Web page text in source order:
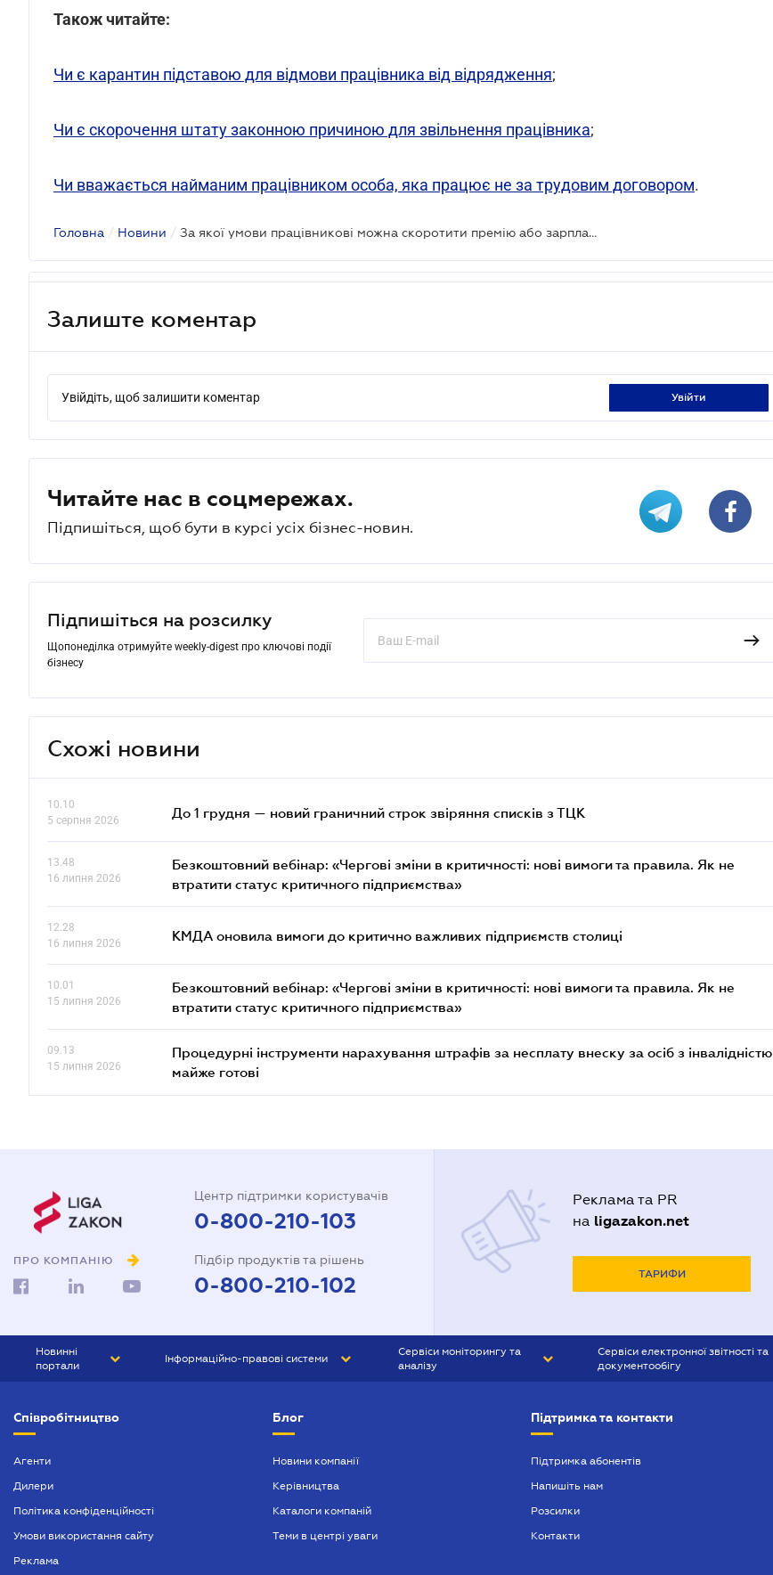
Також читайте:
Чи є карантин підставою для відмови працівника від відрядження;
Чи є скорочення штату законною причиною для звільнення працівника;
Чи вважається найманим працівником особа, яка працює не за трудовим договором.
Головна / Новини / За якої умови працівникові можна скоротити премію або зарплату на час карантину
Залиште коментар
Увійдіть, щоб залишити коментар увійти
Читайте нас в соцмережах.
Підпишіться, щоб бути в курсі усіх бізнес-новин.
Підпишіться на розсилку
Щопонеділка отримуйте weekly-digest про ключові події
бізнесу
Схожі новини
10.10
5 серпня 2026
До 1 грудня — новий граничний строк звіряння списків з ТЦК
13.48
16 липня 2026
Безкоштовний вебінар: «Чергові зміни в критичності: нові вимоги та правила. Як не
втратити статус критичного підприємства»
12.28
16 липня 2026
КМДА оновила вимоги до критично важливих підприємств столиці
10.01
15 липня 2026
Безкоштовний вебінар: «Чергові зміни в критичності: нові вимоги та правила. Як не
втратити статус критичного підприємства»
09.13
15 липня 2026
Процедурні інструменти нарахування штрафів за несплату внеску за осіб з інвалідністю
майже готові
ПРО КОМПАНІЮ
Центр підтримки користувачів
0-800-210-103
Підбір продуктів та рішень
0-800-210-102
Реклама та PR
на ligazakon.net
ТАРИФИ
Новинні
портали
БІЗНЕС
Інформаційно-правові системи
БУХГАЛТЕР ПРОФ
Сервіси моніторингу та
аналізу
Сервіси електронної звітності та
документообігу
Співробітництво
Агенти
Дилери
Політика конфіденційності
Умови використання сайту
Реклама
Блог
Новини компанії
Керівництва
Каталоги компаній
Теми в центрі уваги
Підтримка та контакти
Підтримка абонентів
Напишіть нам
Розсилки
Контакти